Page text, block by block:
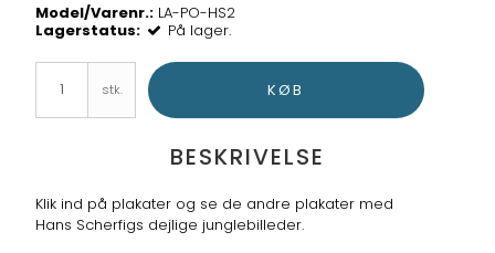
Model/Varenr.: LA-PO-HS2
Lagerstatus:
På lager.
stk. KØB
BESKRIVELSE
Klik ind på plakater og se de andre plakater med
Hans Scherfigs dejlige junglebilleder.